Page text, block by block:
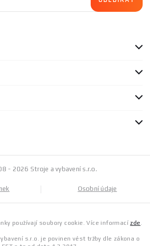
- 2026 Stroje a vybavení s.r.o.
Osobní údaje
používají soubory cookie. Více informací zde .
s.r.o. je povinen vést tržby dle zákona o